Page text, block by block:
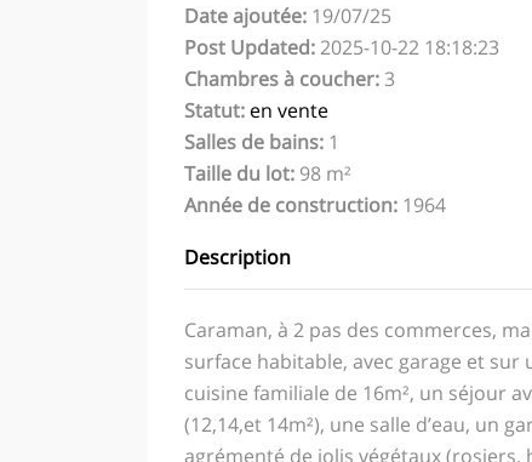
Date ajoutée: 19/07/25
Post Updated:2025-10-22 18:18:23
Chambres à coucher: 3
Statut: en vente
Salles de bains: 1
Taille du lot: 98 m²
Année de construction: 1964
Description
Caraman, à 2 pas des commerces,
surface habitable, avec garage et sur
cuisine familiale de 16m², un séjour
(12,14,et 14m²), une salle d’eau, un
agrémenté de jolis végétaux